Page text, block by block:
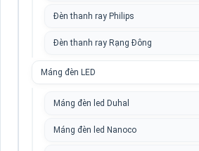
Đèn thanh ray Philips
Đèn thanh ray Rạng Đông
Máng đèn LED
Máng đèn led Duhal
Máng đèn led Nanoco